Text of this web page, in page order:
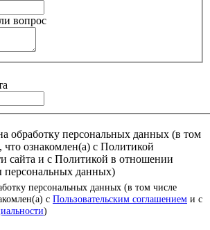
вопрос
обработку персональных данных (в том
ознакомлен(а) с Политикой
сайта и с Политикой в отношении
персональных данных)
персональных данных (в том числе
с Пользовательским соглашением и с
)